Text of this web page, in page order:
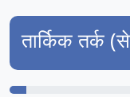
तार्किक तर्क